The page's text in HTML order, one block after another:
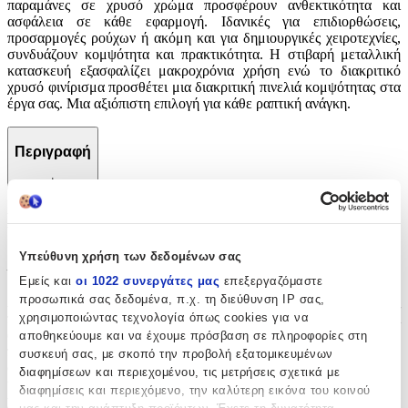
Υπεύθυνη χρήση των δεδομένων σας
Εμείς και οι 1022 συνεργάτες μας επεξεργαζόμαστε
προσωπικά σας δεδομένα, π.χ. τη διεύθυνση IP σας,
χρησιμοποιώντας τεχνολογία όπως cookies για να
αποθηκεύουμε και να έχουμε πρόσβαση σε πληροφορίες στη
συσκευή σας, με σκοπό την προβολή εξατομικευμένων
διαφημίσεων και περιεχομένου, τις μετρήσεις σχετικά με
διαφημίσεις και περιεχόμενο, την καλύτερη εικόνα του κοινού
παραμάνες σε χρυσό χρώμα προσφέρουν ανθεκτικότητα και
ασφάλεια σε κάθε εφαρμογή. Ιδανικές για επιδιορθώσεις,
προσαρμογές ρούχων ή ακόμη και για δημιουργικές χειροτεχνίες,
συνδυάζουν κομψότητα και πρακτικότητα. Η στιβαρή μεταλλική
κατασκευή εξασφαλίζει μακροχρόνια χρήση ενώ το διακριτικό
χρυσό φινίρισμα προσθέτει μια διακριτική πινελιά κομψότητας στα
έργα σας. Μια αξιόπιστη επιλογή για κάθε ραπτική ανάγκη.
Περιγραφή
+
Περιγραφή
Με λίγα λόγια...
Απαραίτητο εργαλείο για κάθε λάτρη της ραπτικής, οι μεταλλικές
παραμάνες σε χρυσό χρώμα προσφέρουν ανθεκτικότητα και
ασφάλεια σε κάθε εφαρμογή. Ιδανικές για επιδιορθώσεις,
προσαρμογές ρούχων ή ακόμη και για δημιουργικές χειροτεχνίες,
συνδυάζουν κομψότητα και πρακτικότητα. Η στιβαρή μεταλλική
κατασκευή εξασφαλίζει μακροχρόνια χρήση ενώ το διακριτικό
χρυσό φινίρισμα προσθέτει μια διακριτική πινελιά κομψότητας στα